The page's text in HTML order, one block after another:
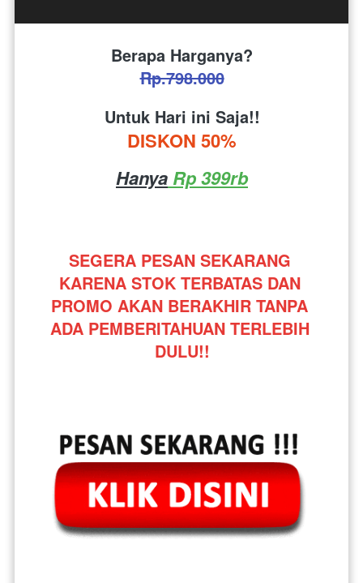
Berapa Harganya?
Rp.798.000
Untuk Hari ini Saja!!
DISKON 50%
Hanya Rp 399rb
SEGERA PESAN SEKARANG
KARENA STOK TERBATAS DAN
PROMO AKAN BERAKHIR TANPA
ADA PEMBERITAHUAN TERLEBIH
DULU!!